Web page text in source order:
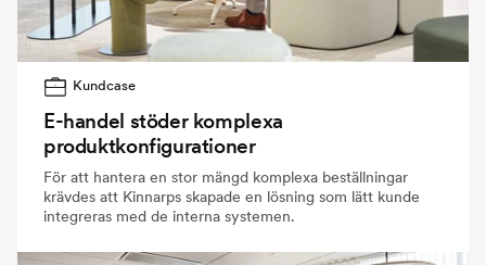
Kundcase
E-handel stöder komplexa
produktkonfigurationer
För att hantera en stor mängd komplexa beställningar
krävdes att Kinnarps skapade en lösning som lätt kunde
integreras med de interna systemen.